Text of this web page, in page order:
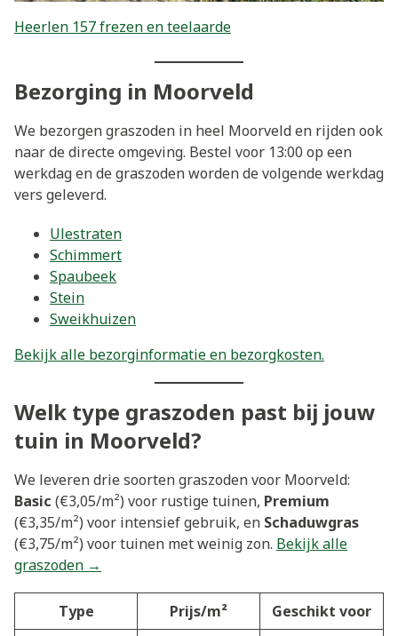
Heerlen 157 frezen en teelaarde
Bezorging in Moorveld
We bezorgen graszoden in heel Moorveld en rijden ook
naar de directe omgeving. Bestel voor 13:00 op een
werkdag en de graszoden worden de volgende werkdag
vers geleverd.
Ulestraten
Schimmert
Spaubeek
Stein
Sweikhuizen
Bekijk alle bezorginformatie en bezorgkosten.
Welk type graszoden past bij jouw
tuin in Moorveld?
We leveren drie soorten graszoden voor Moorveld:
Basic (€3,05/m²) voor rustige tuinen, Premium
(€3,35/m²) voor intensief gebruik, en Schaduwgras
(€3,75/m²) voor tuinen met weinig zon. Bekijk alle
graszoden →
Type Prijs/m² Geschikt voor